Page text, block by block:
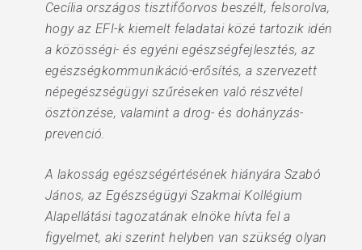
Cecília országos tisztifőorvos beszélt, felsorolva,
hogy az EFI-k kiemelt feladatai közé tartozik idén
a közösségi- és egyéni egészségfejlesztés, az
egészségkommunikáció-erősítés, a szervezett
népegészségügyi szűréseken való részvétel
ösztönzése, valamint a drog- és dohányzás-
prevenció.
A lakosság egészségértésének hiányára Szabó
János, az Egészségügyi Szakmai Kollégium
Alapellátási tagozatának elnöke hívta fel a
figyelmet, aki szerint helyben van szükség olyan